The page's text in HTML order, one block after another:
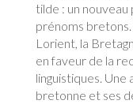
tilde : un nouveau
prénoms
Lorient, la
en faveur de la
linguistiques. Une
bretonne et ses